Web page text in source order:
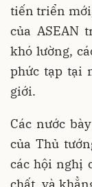
tiến triển
của ASEAN
khó lường,
phức tạp tại
giới.
Các nước
của Thủ
các hội nghị